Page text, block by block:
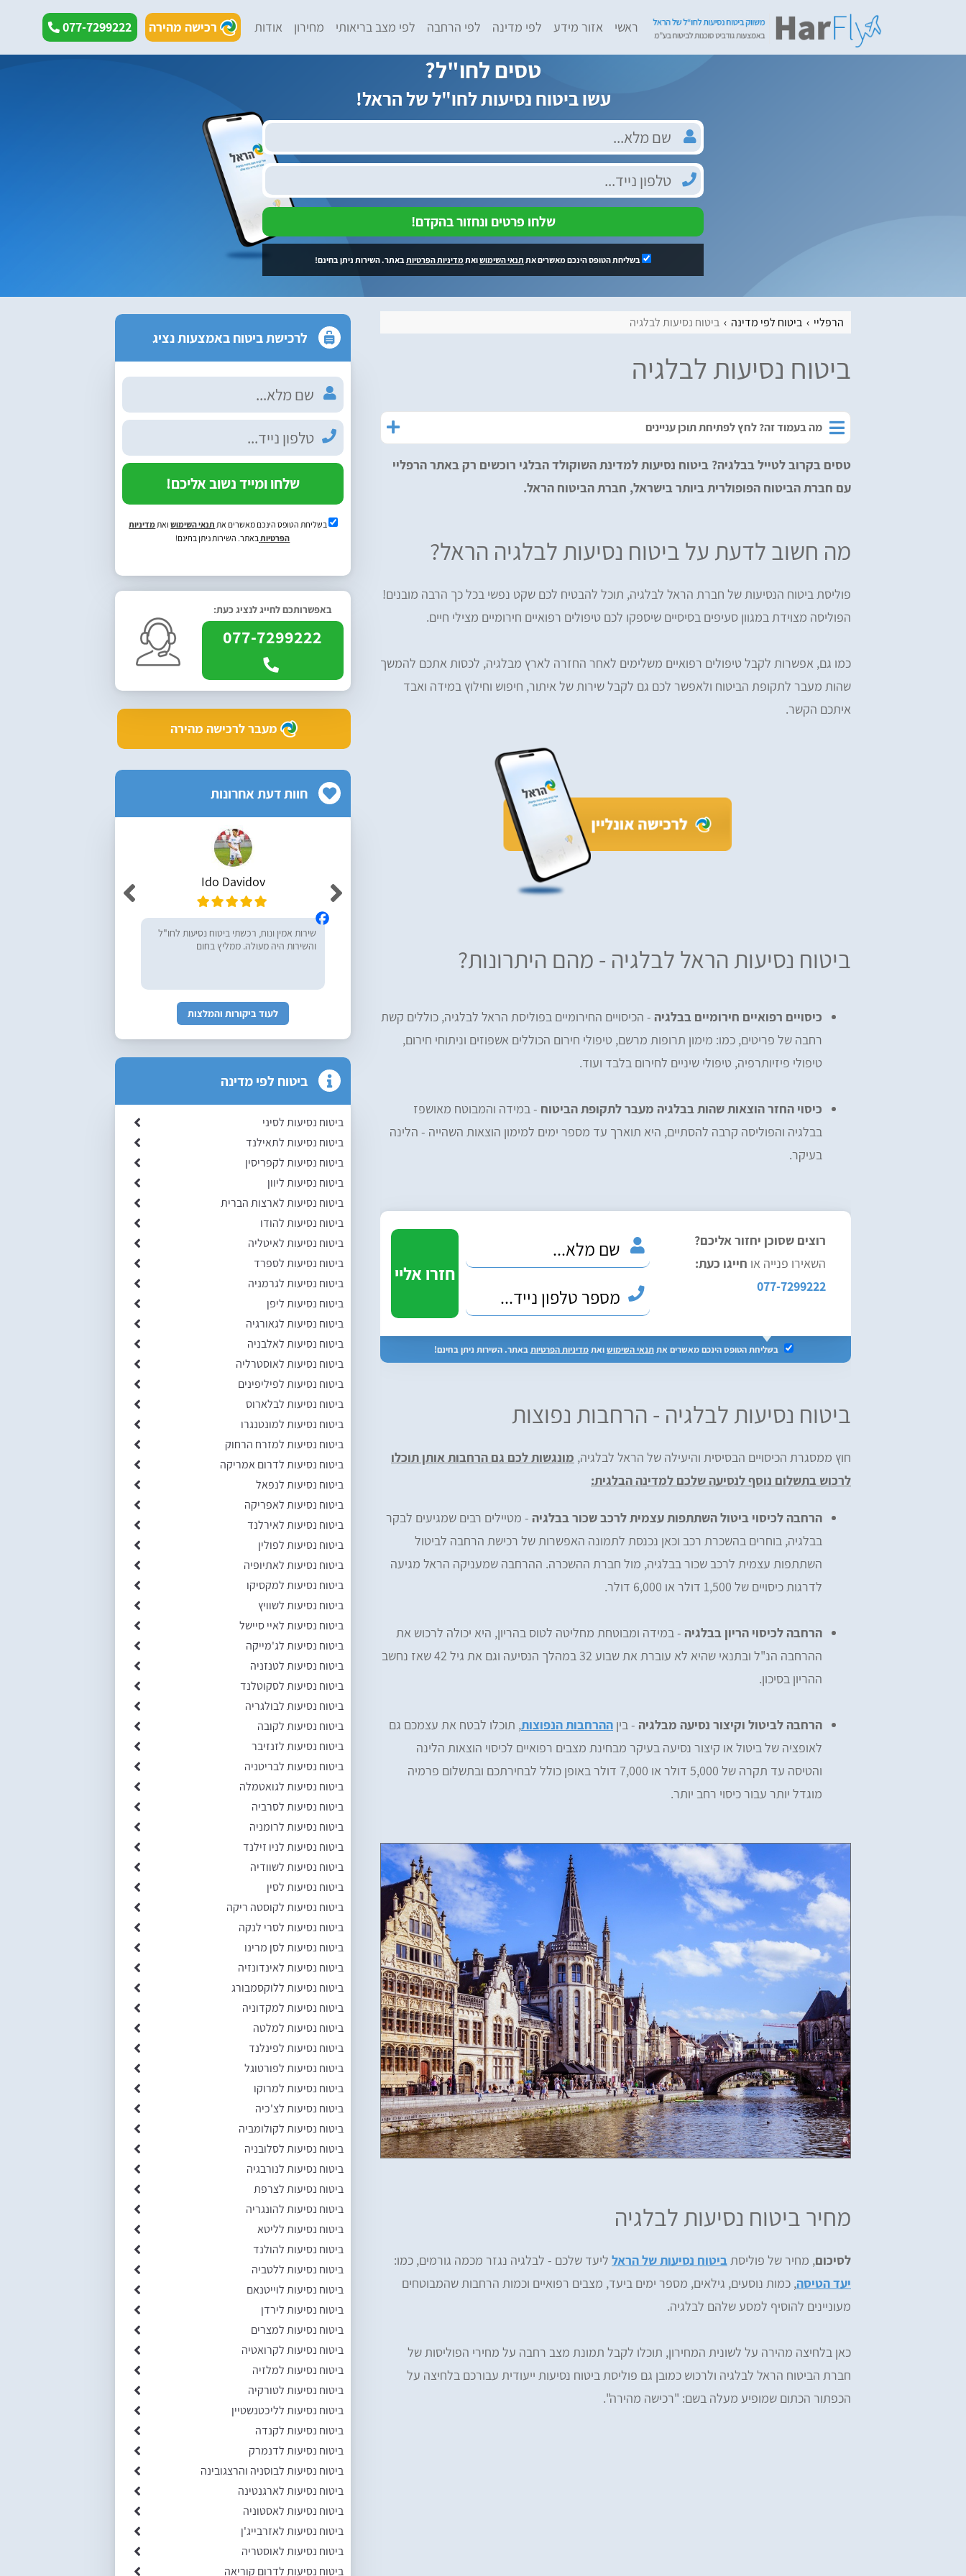
ראשי אזור מידע לפי מדינה לפי הרחבה לפי מצב בריאותי מחירון אודות רכישה מהירה 077-7299222
טסים לחו"ל?
עשו ביטוח נסיעות לחו"ל של הראל!
שלחו פרטים ונחזור בהקדם!
בשליחת הטופס הינכם מאשרים את תנאי השימושואת מדיניות הפרטיות באתר. השירות ניתן בחינם!
הרפליי ביטוח לפי מדינה ביטוח נסיעות לבלגיה
ביטוח נסיעות לבלגיה
מה בעמוד זה? לחץ לפתיחת תוכן עניינים
טסים בקרוב לטייל בבלגיה? ביטוח נסיעות למדינת השוקולד הבלגי רוכשים רק באתר הרפליי
עם חברת הביטוח הפופולרית ביותר בישראל, חברת הביטוח הראל.
מה חשוב לדעת על ביטוח נסיעות לבלגיה הראל?
פוליסת ביטוח הנסיעות של חברת הראל לבלגיה, תוכל להבטיח לכם שקט נפשי בכל כך הרבה מובנים!
הפוליסה מצוידת במגוון סעיפים בסיסיים שיספקו לכם טיפולים רפואיים חירומיים מצילי חיים.
כמו גם, אפשרות לקבל טיפולים רפואיים משלימים לאחר החזרה לארץ מבלגיה, לכסות אתכם להמשך
שהות מעבר לתקופת הביטוח ולאפשר לכם גם לקבל שירות של איתור, חיפוש וחילוץ במידה ואבד
איתכם הקשר.
ביטוח נסיעות הראל לבלגיה - מהם היתרונות?
כיסויים רפואיים חירומיים בבלגיה - הכיסויים החירומיים בפוליסת הראל לבלגיה, כוללים קשת
רחבה של פריטים, כמו: מימון תרופות מרשם, טיפולי חירום הכוללים אשפוזים וניתוחי חירום,
טיפולי פיזיותרפיה, טיפולי שיניים לחירום בלבד ועוד.
כיסוי החזר הוצאות שהות בבלגיה מעבר לתקופת הביטוח - במידה והמבוטח מאושפז
בבלגיה והפוליסה קרבה להסתיים, היא תוארך עד מספר ימים למימון הוצאות השהייה - הלינה
בעיקר.
רוצים שסוכן יחזור אליכם?
השאירו פנייה או חייגו כעת:
077-7299222
בשליחת הטופס הינכם מאשרים אתתנאי השימושואתמדיניות הפרטיותבאתר. השירות ניתן בחינם!
ביטוח נסיעות לבלגיה - הרחבות נפוצות
חוץ ממסגרת הכיסויים הבסיסית והיעילה של הראל לבלגיה, מונגשות לכם גם הרחבות אותן תוכלו
לרכוש בתשלום נוסף לנסיעה שלכם למדינה הבלגית:
הרחבה לכיסוי ביטול השתתפות עצמית לרכב שכור בבלגיה - מטיילים רבים שמגיעים לבקר
בבלגיה, בוחרים בהשכרת רכב וכאן נכנסת לתמונה האפשרות של רכישת הרחבה לביטול
השתתפות עצמית לרכב שכור בבלגיה, מול חברת ההשכרה. ההרחבה שמעניקה הראל מגיעה
לדרגות כיסויים של 1,500 דולר או 6,000 דולר.
הרחבה לכיסוי הריון בבלגיה - במידה ומבוטחת מחליטה לטוס בהריון, היא יכולה לרכוש את
ההרחבה הנ"ל ובתנאי שהיא לא עוברת את שבוע 32 במהלך הנסיעה וגם את גיל 42 שאז נחשב
ההריון בסיכון.
הרחבה לביטול וקיצור נסיעה מבלגיה - בין ההרחבות הנפוצות, תוכלו לבטח את עצמכם גם
לאופציה של ביטול או קיצור נסיעה בעיקר מבחינת מצבים רפואיים לכיסוי הוצאות הלינה
והטיסה עד תקרה של 5,000 דולר או 7,000 דולר באופן כולל לבחירתכם ובתשלום פרמיה
מוגדל יותר עבור כיסוי רחב יותר.
מחיר ביטוח נסיעות לבלגיה
לסיכום, מחיר של פוליסתביטוח נסיעות של הראל ליעד שלכם - לבלגיה נגזר מכמה גורמים, כמו:
יעד הטיסה, כמות נוסעים, גילאים, מספר ימים ביעד, מצבים רפואיים וכמות הרחבות שהמבוטחים
מעוניינים להוסיף למסע שלהם לבלגיה.
כאן בלחיצה מהירה על לשונית המחירון, תוכלו לקבל תמונת מצב רחבה על מחירי הפוליסות של
חברת הביטוח הראל לבלגיה ולרכוש כמובן גם פוליסת ביטוח נסיעות ייעודית עבורכם בלחיצה על
הכפתור הכתום שמופיע מעלה בשם: "רכישה מהירה".
לרכישת ביטוח באמצעות נציג
שלחו ומייד נשוב אליכם!
בשליחת הטופס הינכם מאשרים את תנאי השימושואת מדיניות
הפרטיות באתר. השירות ניתן בחינם!
באפשרותכם לחייג לנציג כעת:
077-7299222
מעבר לרכישה מהירה
חוות דעת אחרונות
Ido Davidov
שירות אמין ונוח, רכשתי ביטוח נסיעות לחו"ל
והשירות היה מעולה. ממליץ בחום
לעוד ביקורות והמלצות
ביטוח לפי מדינה
ביטוח נסיעות לסיני
ביטוח נסיעות לתאילנד
ביטוח נסיעות לקפריסין
ביטוח נסיעות ליוון
ביטוח נסיעות לארצות הברית
ביטוח נסיעות להודו
ביטוח נסיעות לאיטליה
ביטוח נסיעות לספרד
ביטוח נסיעות לגרמניה
ביטוח נסיעות ליפן
ביטוח נסיעות לגאורגיה
ביטוח נסיעות לאלבניה
ביטוח נסיעות לאוסטרליה
ביטוח נסיעות לפיליפינים
ביטוח נסיעות לבלארוס
ביטוח נסיעות למונטנגרו
ביטוח נסיעות למזרח הרחוק
ביטוח נסיעות לדרום אמריקה
ביטוח נסיעות לנפאל
ביטוח נסיעות לאפריקה
ביטוח נסיעות לאירלנד
ביטוח נסיעות לפולין
ביטוח נסיעות לאתיופיה
ביטוח נסיעות למקסיקו
ביטוח נסיעות לשוויץ
ביטוח נסיעות לאיי סיישל
ביטוח נסיעות לג'מייקה
ביטוח נסיעות לטנזניה
ביטוח נסיעות לסקוטלנד
ביטוח נסיעות לבולגריה
ביטוח נסיעות לקובה
ביטוח נסיעות לזנזיבר
ביטוח נסיעות לבריטניה
ביטוח נסיעות לגואטמלה
ביטוח נסיעות לסרביה
ביטוח נסיעות לרומניה
ביטוח נסיעות לניו זילנד
ביטוח נסיעות לשוודיה
ביטוח נסיעות לסין
ביטוח נסיעות לקוסטה ריקה
ביטוח נסיעות לסרי לנקה
ביטוח נסיעות לסן מרינו
ביטוח נסיעות לאינדונזיה
ביטוח נסיעות ללוקסמבורג
ביטוח נסיעות למקדוניה
ביטוח נסיעות למלטה
ביטוח נסיעות לפינלנד
ביטוח נסיעות לפורטוגל
ביטוח נסיעות למרוקו
ביטוח נסיעות לצ'כיה
ביטוח נסיעות לקולומביה
ביטוח נסיעות לסלובניה
ביטוח נסיעות לנורבגיה
ביטוח נסיעות לצרפת
ביטוח נסיעות להונגריה
ביטוח נסיעות לליטא
ביטוח נסיעות להולנד
ביטוח נסיעות ללטביה
ביטוח נסיעות לוייטנאם
ביטוח נסיעות לירדן
ביטוח נסיעות למצרים
ביטוח נסיעות לקרואטיה
ביטוח נסיעות למלזיה
ביטוח נסיעות לטורקיה
ביטוח נסיעות לליכטנשטיין
ביטוח נסיעות לקנדה
ביטוח נסיעות לדנמרק
ביטוח נסיעות לבוסניה והרצגובינה
ביטוח נסיעות לארגנטינה
ביטוח נסיעות לאסטוניה
ביטוח נסיעות לאזרבייג'ן
ביטוח נסיעות לאוסטריה
ביטוח נסיעות לדרום קוריאה